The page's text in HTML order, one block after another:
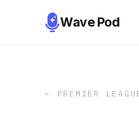
Wave Pod
← PREMIER